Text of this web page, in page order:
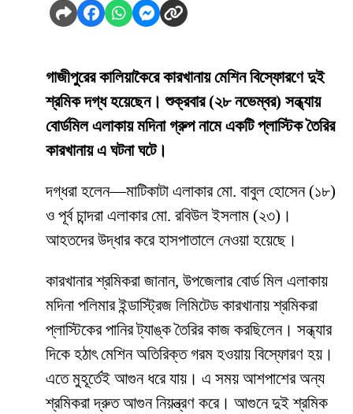
গাজীপুরের কালিয়াকৈরে কারখানায় মেশিন বিস্ফোরণে দুই
শ্রমিক দগ্ধ হয়েছেন। শুক্রবার (২৮ নভেম্বর) সন্ধ্যায়
বোর্ডমিল এলাকায় মদিনা গ্রুপ নামে একটি প্লাস্টিক তৈরির
কারখানায় এ ঘটনা ঘটে।
দগ্ধরা হলেন—মাটিকাটা এলাকার মো. বাবুল হোসেন (১৮)
ও পূর্ব চান্দরা এলাকার মো. রবিউল ইসলাম (২৩)।
আহতদের উদ্ধার করে হাসপাতালে নেওয়া হয়েছে।
কারখানার শ্রমিকরা জানান, উপজেলার বোর্ড মিল এলাকায়
মদিনা পলিমার ইন্ডাস্ট্রিজ লিমিটেড কারখানায় শ্রমিকরা
প্লাস্টিকের পানির ট্যাঙ্ক তৈরির কাজ করছিলেন। সন্ধ্যার
দিকে হঠাৎ মেশিন অতিরিক্ত গরম হওয়ায় বিস্ফোরণ হয়।
এতে মুহূর্তেই আগুন ধরে যায়। এ সময় আশপাশের অন্য
শ্রমিকরা দ্রুত আগুন নিয়ন্ত্রণ করে। আগুনে দুই শ্রমিক